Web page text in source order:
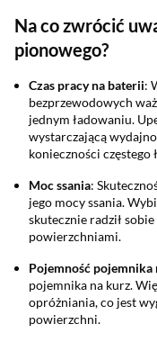
Na co zwrócić
pionowego?
Czas pracy na baterii:
bezprzewodowych
jednym ładowaniu.
wystarczającą
konieczności częstego
Moc ssania:
jego mocy ssania.
skutecznie radził
powierzchniami.
Pojemność pojemnika
pojemnika na kurz.
opróżniania, co jest
powierzchni.